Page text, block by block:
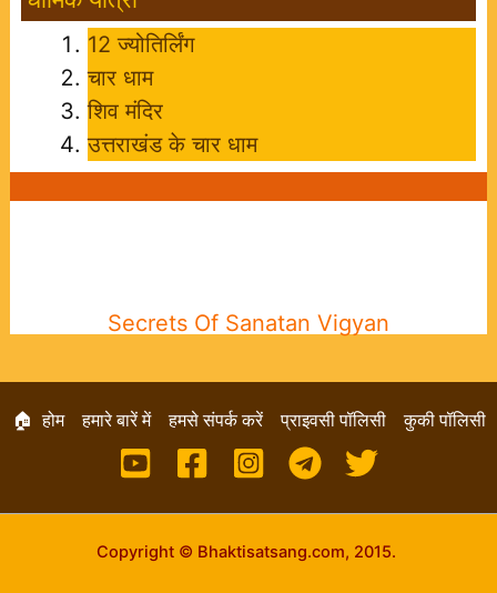
12 ज्योतिर्लिंग
चार धाम
शिव मंदिर
उत्तराखंड के चार धाम
Secrets Of Sanatan Vigyan
🏠 होमहमारे बारें मेंहमसे संपर्क करेंप्राइवसी पॉलिसीकुकी पॉलिसी
Copyright © Bhaktisatsang.com, 2015.